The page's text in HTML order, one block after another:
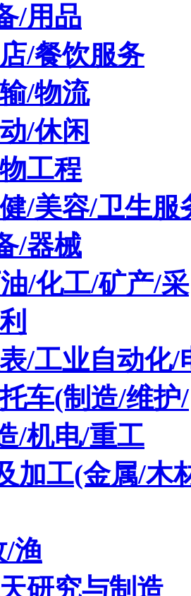
/用品
/餐饮服务
/物流
/休闲
工程
/美容/卫生服
/器械
/化工/矿产/采
/工业自动化/
车(制造/维护/
/机电/重工
加工(金属/木
渔
研究与制造